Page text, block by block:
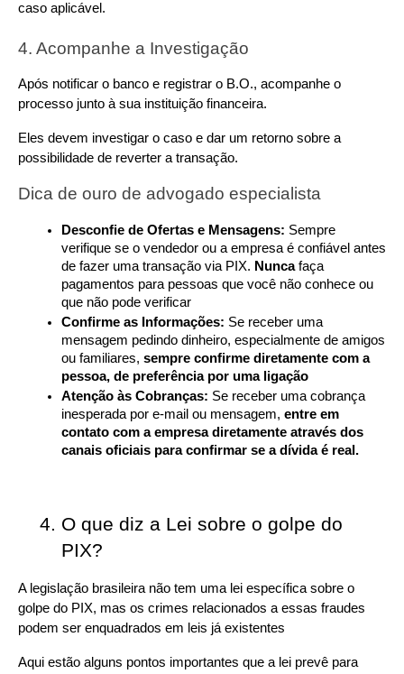
caso aplicável.
4. Acompanhe a Investigação
Após notificar o banco e registrar o B.O., acompanhe o
processo junto à sua instituição financeira.
Eles devem investigar o caso e dar um retorno sobre a
possibilidade de reverter a transação.
Dica de ouro de advogado especialista
Desconfie de Ofertas e Mensagens: Sempre
verifique se o vendedor ou a empresa é confiável antes
de fazer uma transação via PIX. Nunca faça
pagamentos para pessoas que você não conhece ou
que não pode verificar
Confirme as Informações: Se receber uma
mensagem pedindo dinheiro, especialmente de amigos
ou familiares, sempre confirme diretamente com a
pessoa, de preferência por uma ligação
Atenção às Cobranças: Se receber uma cobrança
inesperada por e-mail ou mensagem, entre em
contato com a empresa diretamente através dos
canais oficiais para confirmar se a dívida é real.
O que diz a Lei sobre o golpe do
PIX?
A legislação brasileira não tem uma lei específica sobre o
golpe do PIX, mas os crimes relacionados a essas fraudes
podem ser enquadrados em leis já existentes
Aqui estão alguns pontos importantes que a lei prevê para